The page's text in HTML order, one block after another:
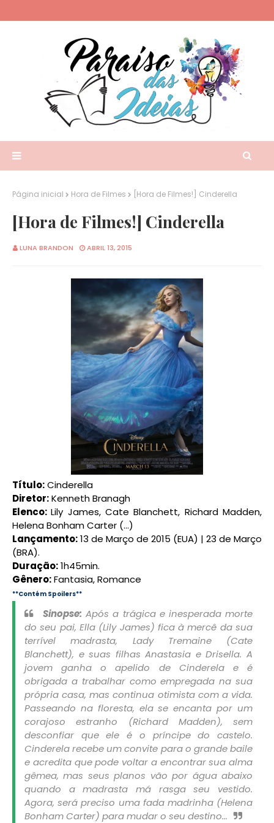
Página inicial Hora de Filmes [Hora de Filmes!] Cinderella
[Hora de Filmes!] Cinderella
LUNA BRANDON ABRIL 13, 2015
Título:Cinderella
Diretor:Kenneth Branagh
Elenco:Lily James, Cate Blanchett, Richard Madden,
Helena Bonham Carter (...)
Lançamento:13 de Março de 2015 (EUA) | 23 de Março
(BRA).
Duração:1h45min.
Gênero:Fantasia, Romance
**Contém Spoilers**
Sinopse: Após a trágica e inesperada morte
do seu pai, Ella (Lily James) fica à mercê da sua
terrível madrasta, Lady Tremaine (Cate
Blanchett), e suas filhas Anastasia e Drisella. A
jovem ganha o apelido de Cinderela e é
obrigada a trabalhar como empregada na sua
própria casa, mas continua otimista com a vida.
Passeando na floresta, ela se encanta por um
corajoso estranho (Richard Madden), sem
desconfiar que ele é o príncipe do castelo.
Cinderela recebe um convite para o grande baile
e acredita que pode voltar a encontrar sua alma
gêmea, mas seus planos vão por água abaixo
quando a madrasta má rasga seu vestido.
Agora, será preciso uma fada madrinha (Helena
Bonham Carter) para mudar o seu destino...